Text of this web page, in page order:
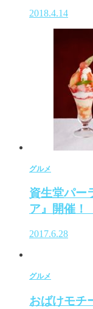
2018.4.14
グルメ
資生堂パー
ア』開催
2017.6.28
グルメ
おばけモチ